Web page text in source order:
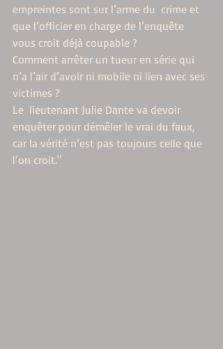
empreintes sont sur l’arme du  crime et
que l’officier en charge de l’enquête
vous croit déjà coupable ?
Comment arrêter un tueur en série qui
n’a l’air d’avoir ni mobile ni lien avec ses
victimes ?
Le  lieutenant Julie Dante va devoir
enquêter pour démêler le vrai du faux,
car la vérité n’est pas toujours celle que
l’on croit."